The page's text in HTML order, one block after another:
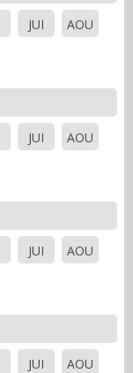
JUI
AOU
JUI
AOU
JUI
AOU
JUI
AOU